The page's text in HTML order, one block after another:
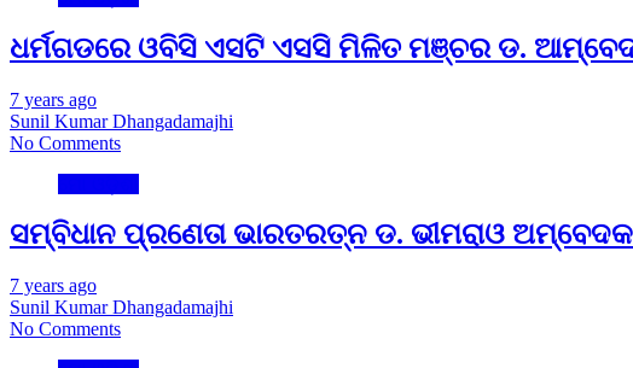
ଧର୍ମଗଡରେ ଓବିସି ଏସଟି ଏସସି ମିଳିତ ମଞ୍ଚର ଡ.
7 years ago
Sunil Kumar Dhangadamajhi
No Comments
ସମ୍ବିଧାନ ପ୍ରଣେତା ଭାରତରତ୍ନ ଡ. ଭୀମରାଓ
7 years ago
Sunil Kumar Dhangadamajhi
No Comments